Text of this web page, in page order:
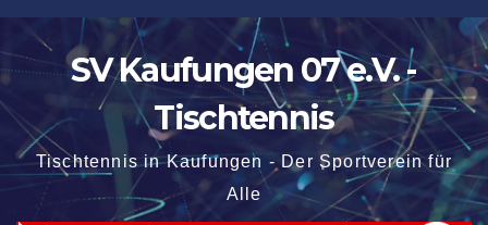
Zum
Inhalt
springen
SV Kaufungen 07 e.V. -
Tischtennis
Tischtennis in Kaufungen - Der Sportverein für
Alle